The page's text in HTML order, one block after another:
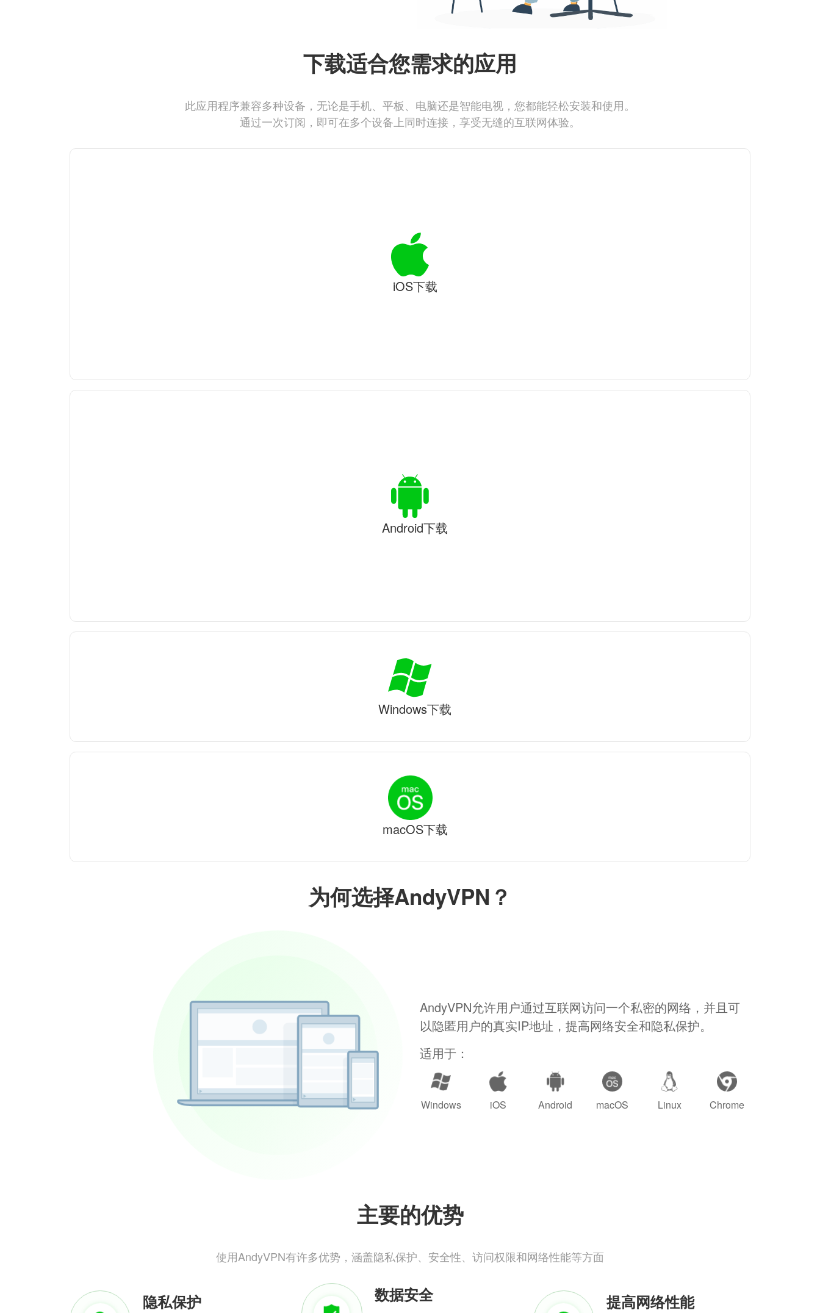
为何选择AndyVPN？
AndyVPN允许用户通过互联网访问一个私密的网络，并且可
以隐匿用户的真实IP地址，提高网络安全和隐私保护。
适用于：
Windows iOS Android macOS Linux Chrome
主要的优势
使用AndyVPN有许多优势，涵盖隐私保护、安全性、访问权限和网络性能等方面
隐私保护 数据安全 提高网络性能
下载适合您需求的应用
此应用程序兼容多种设备，无论是手机、平板、电脑还是智能电视，您都能轻松安装和使用。
通过一次订阅，即可在多个设备上同时连接，享受无缝的互联网体验。
iOS下载
Android下载
Windows下载
macOS下载